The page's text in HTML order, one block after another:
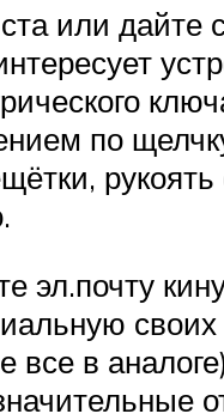
или дайте
по
эл.почту
все в